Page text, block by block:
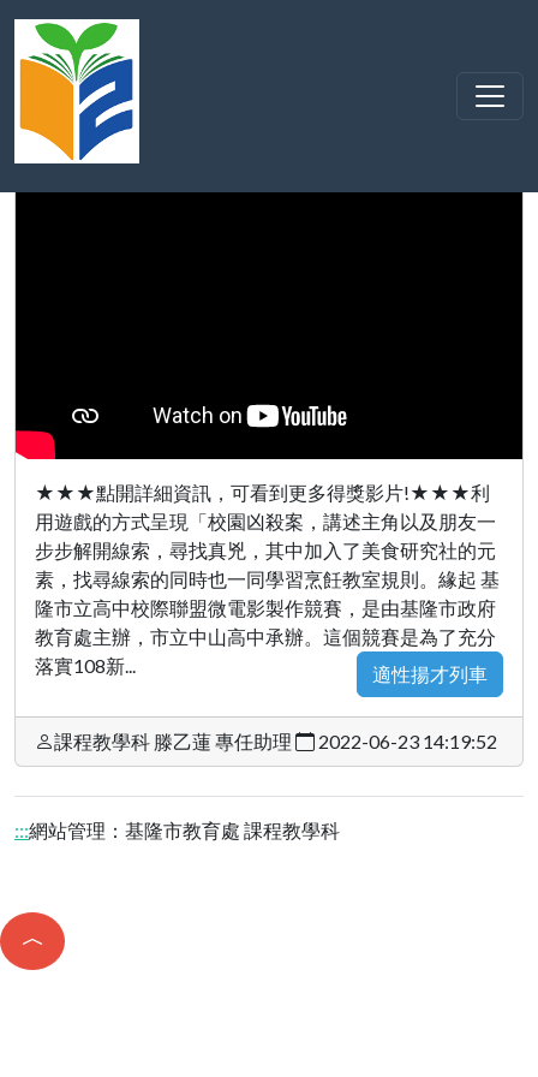
::: 活動影音
中校際聯盟微電影製作競賽得獎影片:
佳作-中山高中-我的青春記事之童童的
奇妙冒險 - YouTube
★★★點開詳細資訊，可看到更多得獎影片!★★★利
用遊戲的方式呈現「校園凶殺案，講述主角以及朋友一
步步解開線索，尋找真兇，其中加入了美食研究社的元
素，找尋線索的同時也一同學習烹飪教室規則。緣起 基
隆市立高中校際聯盟微電影製作競賽，是由基隆市政府
教育處主辦，市立中山高中承辦。這個競賽是為了充分
落實108新...
適性揚才列車
課程教學科 滕乙蓮 專任助理 2022-06-23 14:19:52
:::網站管理：基隆市教育處 課程教學科